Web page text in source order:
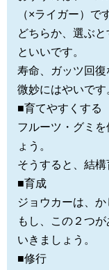
（×ライガー）で
どちらか、選ぶ
といいです。
寿命、ガッツ回
微妙にはやいです
■育てやすくする
フルーツ・グミ
ょう。
そうすると、結構
■育成
ジョウカーは、か
もし、この２つ
いきましょう。
■修行